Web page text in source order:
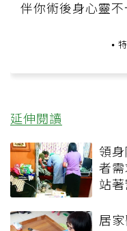
伴你術後身心靈
延伸閱讀
領
者
站
居